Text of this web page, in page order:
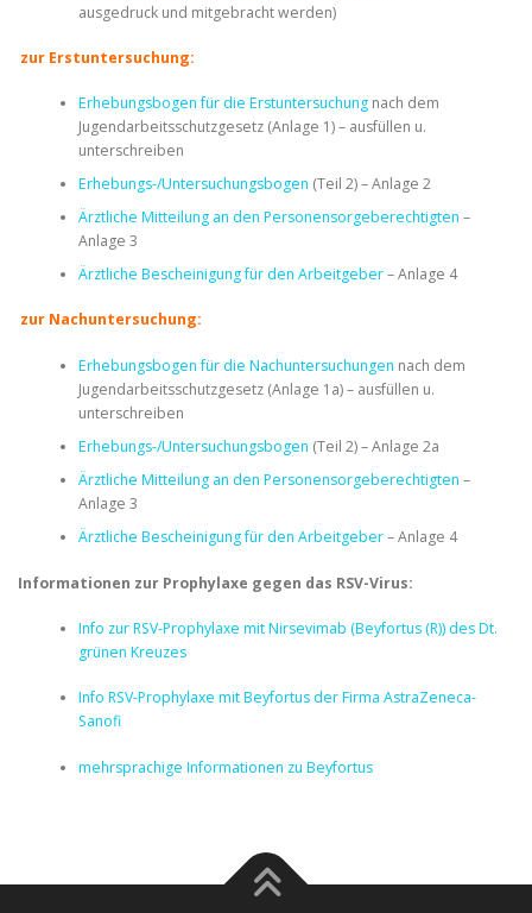
ausgedruck und mitgebracht werden)
zur Erstuntersuchung:
Erhebungsbogen für die Erstuntersuchungnach dem
Jugendarbeitsschutzgesetz (Anlage 1) – ausfüllen u.
unterschreiben
Erhebungs-/Untersuchungsbogen (Teil 2) – Anlage 2
Ärztliche Mitteilung an den Personensorgeberechtigten –
Anlage 3
Ärztliche Bescheinigung für den Arbeitgeber– Anlage 4
zur Nachuntersuchung:
Erhebungsbogen für die Nachuntersuchungen nach dem
Jugendarbeitsschutzgesetz (Anlage 1a) – ausfüllen u.
unterschreiben
Erhebungs-/Untersuchungsbogen (Teil 2) – Anlage 2a
Ärztliche Mitteilung an den Personensorgeberechtigten –
Anlage 3
Ärztliche Bescheinigung für den Arbeitgeber– Anlage 4
Informationen zur Prophylaxe gegen das RSV-Virus:
Info zur RSV-Prophylaxe mit Nirsevimab (Beyfortus (R)) des Dt.
grünen Kreuzes
Info RSV-Prophylaxe mit Beyfortus der Firma AstraZeneca-
Sanofi
mehrsprachige Informationen zu Beyfortus